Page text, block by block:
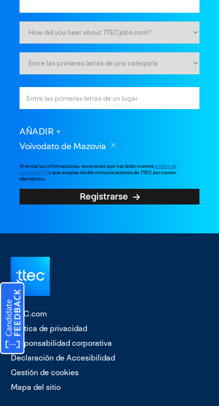
AÑADIR
Voivodato de Mazovia
Al enviar tus informaciones, reconoces que haz leído nuestrapolítica de
privacidad
y que aceptas recibir comunicaciones de TTEC por correo
electrónico.
Registrarse
TTEC.com
Política de privacidad
Responsabilidad corporativa
Declaración de Accesibilidad
Gestión de cookies
Mapa del sitio